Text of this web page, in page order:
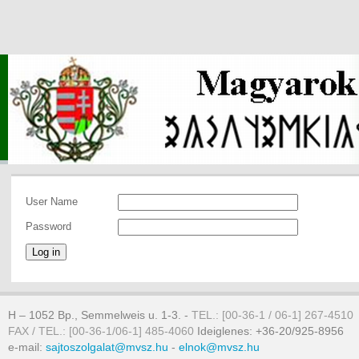
User Name
Password
Log in
H – 1052 Bp., Semmelweis u. 1-3. - TEL.: [00-36-1 / 06-1] 267-4510
FAX / TEL.: [00-36-1/06-1] 485-4060 Ideiglenes: +36-20/925-8956
e-mail: sajtoszolgalat@mvsz.hu - elnok@mvsz.hu